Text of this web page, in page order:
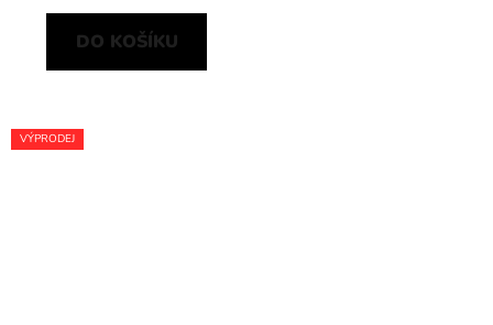
DO KOŠÍKU
VÝPRODEJ